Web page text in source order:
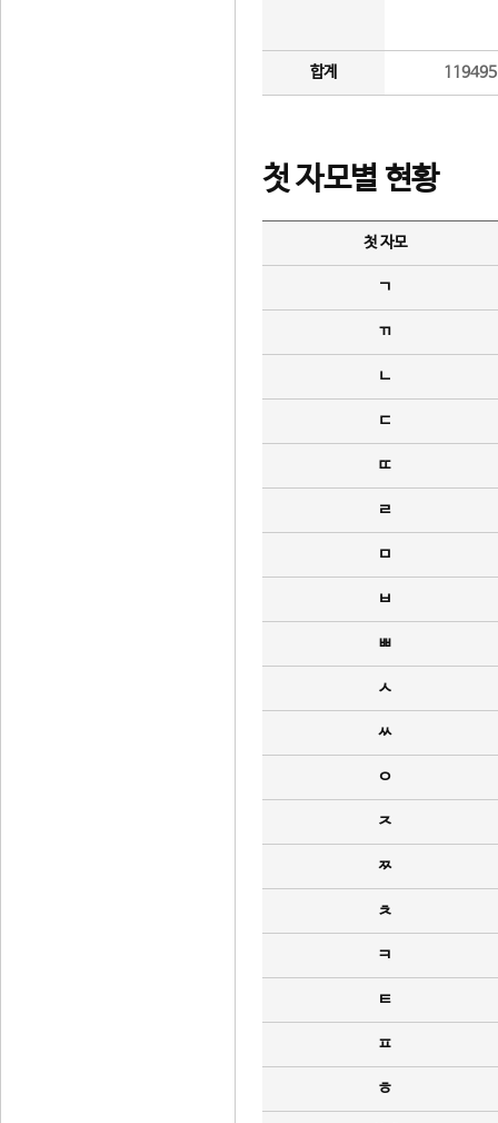
합계
첫 자모별 현황
첫 자모
ㄱ
ㄲ
ㄴ
ㄷ
ㄸ
ㄹ
ㅁ
ㅂ
ㅃ
ㅅ
ㅆ
ㅇ
ㅈ
ㅉ
ㅊ
ㅋ
ㅌ
ㅍ
ㅎ